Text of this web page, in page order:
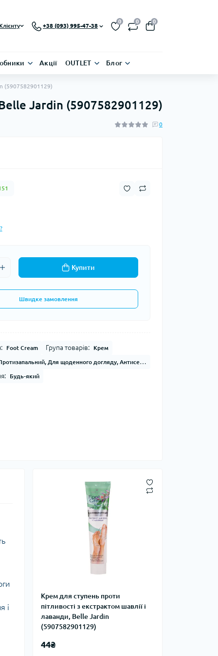
Клієнту +38 (093) 995-47-38
0 0 0
Акції OUTLET Блог
(5907582901129)
Jardin (5907582901129)
0
Купити
Швидке замовлення
Foot Cream Група товарів: Крем
Для щоденного догляду, Антисептичний
Будь-який
Крем для ступень проти
пітливості з екстрактом шавлії і
лаванди, Belle Jardin
(5907582901129)
44₴
і